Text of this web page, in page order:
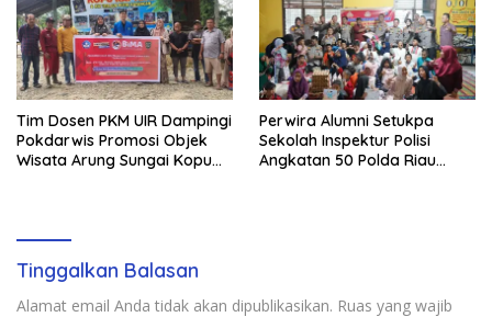
Tim Dosen PKM UIR Dampingi
Pokdarwis Promosi Objek
Wisata Arung Sungai Kopu
Perwira Alumni Setukpa
Sekolah Inspektur Polisi
Angkatan 50 Polda Riau
Tinggalkan Balasan
Alamat email Anda tidak akan dipublikasikan. Ruas yang wajib